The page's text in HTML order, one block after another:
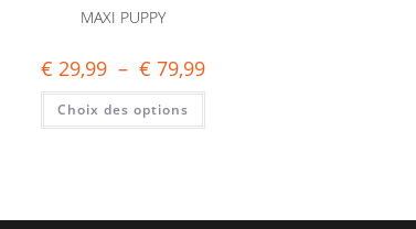
MAXI PUPPY
€ 29,99 – € 79,99
Choix des options